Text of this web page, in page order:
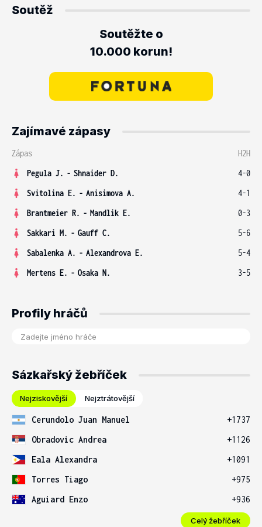
Soutěž
Soutěžte o
10.000 korun!
Zajímavé zápasy
Zápas
H2H
Pegula J. - Shnaider D.
4-0
Svitolina E. - Anisimova A.
4-1
Brantmeier R. - Mandlik E.
0-3
Sakkari M. - Gauff C.
5-6
Sabalenka A. - Alexandrova E.
5-4
Mertens E. - Osaka N. 3-5
Profily hráčů
Sázkařský žebříček
Nejziskovější Nejztrátovější
Cerundolo Juan Manuel
+1737
Obradovic Andrea
+1126
Eala Alexandra
+1091
Torres Tiago
+975
Aguiard Enzo
+936
Celý žebříček